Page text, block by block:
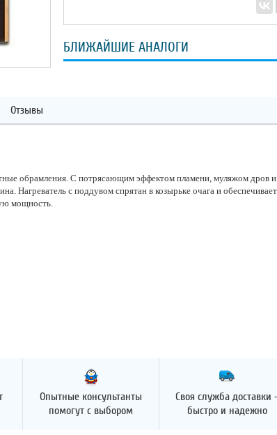
БЛИЖАЙШИЕ АНАЛОГИ
Отзывы
обрамления. C потрясающим эффектом пламени, муляжом дров
Нагреватель с поддувом спрятан в козырьке очага и
мощность.
Опытные консультанты
помогут с выбором
Своя служба доставки
быстро и надежно